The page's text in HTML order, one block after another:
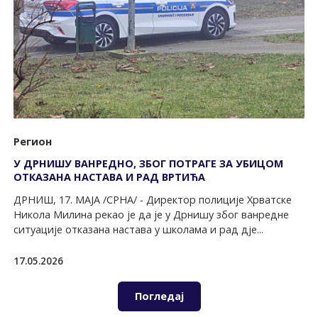
Регион
У ДРНИШУ ВАНРЕДНО, ЗБОГ ПОТРАГЕ ЗА УБИЦОМ
ОТКАЗАНА НАСТАВА И РАД ВРТИЋА
ДРНИШ, 17. МАЈА /СРНА/ - Директор полиције Хрватске
Никола Милина рекао је да је у Дрнишу због ванредне
ситуације отказана настава у школама и рад дје...
17.05.2026
Погледај